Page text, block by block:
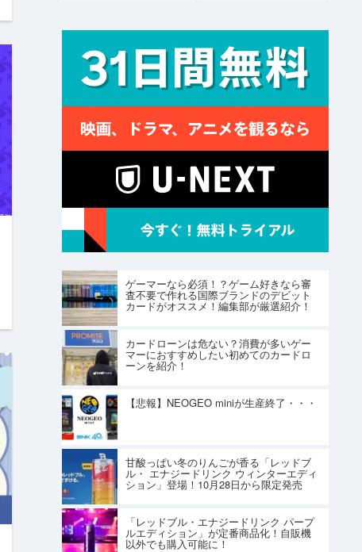
ゲーマーなら必須！？ゲーム好きなら審
査不要で作れる国際ブランドのデビット
カードがオススメ！編集部が厳選紹介！
カードローンは危ない？消費が多いゲー
マーにおすすめしたい初めてのカードロ
ーンを紹介！
【悲報】NEOGEO miniが生産終了・・・
甘酸っぱい冬のりんごが香る「レッドブ
ル・ エナジードリンク ウィンターエディ
ション」登場！10月28日から限定発売
「レッドブル・エナジードリンク パープ
ルエディション」が定番商品化！自販機
以外でも購入可能に！